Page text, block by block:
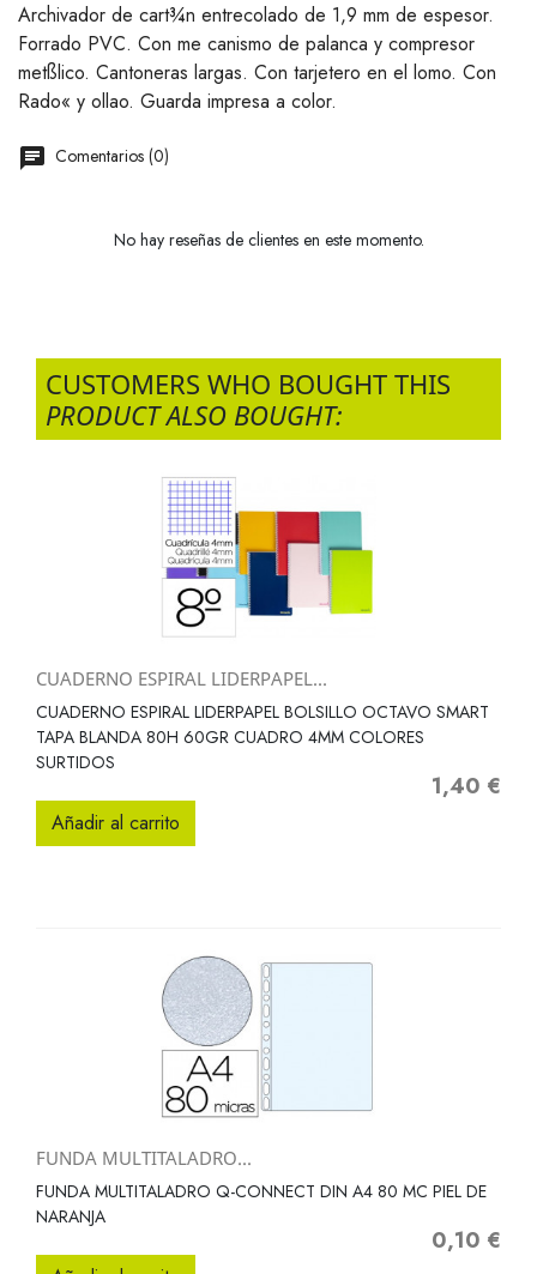
Archivador de cart¾n entrecolado de 1,9 mm de espesor.
Forrado PVC. Con me canismo de palanca y compresor
metßlico. Cantoneras largas. Con tarjetero en el lomo. Con
Rado« y ollao. Guarda impresa a color.
Comentarios (0)
No hay reseñas de clientes en este momento.
CUSTOMERS WHO BOUGHT THIS
PRODUCT ALSO BOUGHT:
CUADERNO ESPIRAL LIDERPAPEL...
CUADERNO ESPIRAL LIDERPAPEL BOLSILLO OCTAVO SMART
TAPA BLANDA 80H 60GR CUADRO 4MM COLORES
SURTIDOS
Precio
1,40 €
Añadir al carrito
FUNDA MULTITALADRO...
FUNDA MULTITALADRO Q-CONNECT DIN A4 80 MC PIEL DE
NARANJA
Precio
0,10 €